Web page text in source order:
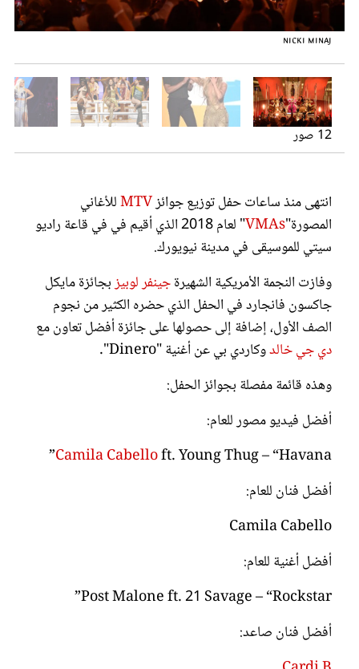
Nicki Minaj
JLo
Ariana Grande
Rita Ora & Bebe Rexha
Travis Scott
Willy William
Kylie Jenner Travis Scott
Camila Cabell
Madonna
Cardi B & Jennifer Lopez & DJ Khaled
Cardi B
Ariana Grande
12 صور
انتهى منذ ساعات حفل توزيع جوائزMTVللأغاني
المصورة"VMAs
" لعام 2018 الذي أقيم في في قاعة راديو
سيتي للموسيقى في مدينة نيويورك.
وفازت النجمة الأمريكية الشهيرةجينفر لوبيزبجائزة مايكل
جاكسون فانجارد في الحفل الذي حضره الكثير من نجوم
الصف الأول، إضافة إلى حصولها على جائزة أفضل تعاون مع
دي جي خالدوكاردي بي عن أغنية "Dinero".
وهذه قائمة مفصلة بجوائز الحفل:
أفضل فيديو مصور للعام:
Camila Cabelloft. Young Thug – “Havana”
أفضل فنان للعام:
Camila Cabello
أفضل أغنية للعام:
Post Malone ft. 21 Savage – “Rockstar”
أفضل فنان صاعد:
عروس سيدتي
مجلة سيدتي
غلاف رفمي